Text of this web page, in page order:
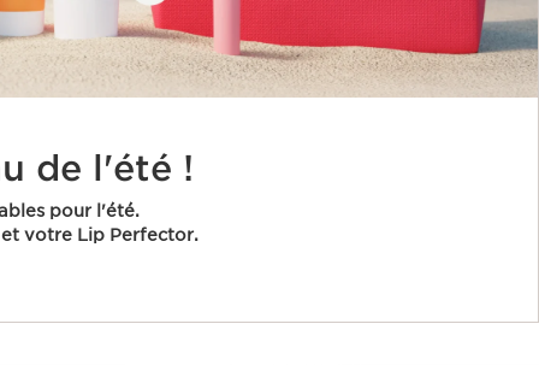
de l'été !
pour l'été.
votre Lip Perfector.